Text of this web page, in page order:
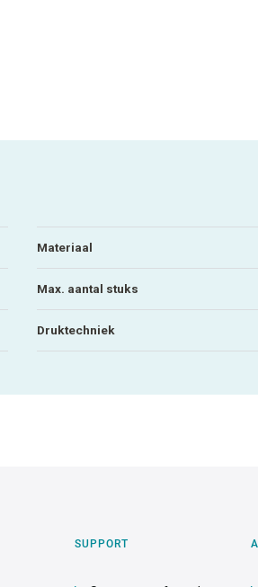
Materiaal
Max. aantal stuks
Druktechniek
SUPPORT